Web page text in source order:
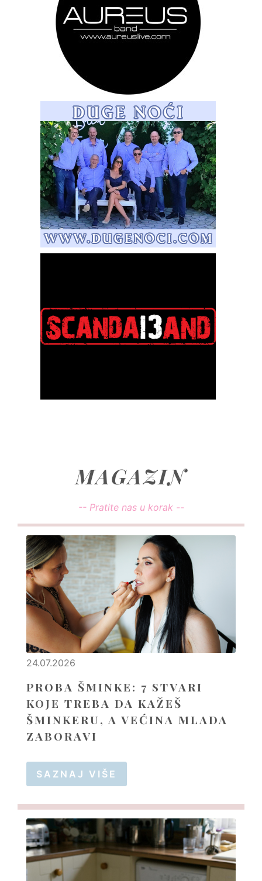
MAGAZIN
-- Pratite nas u korak --
24.07.2026
PROBA ŠMINKE: 7 STVARI
KOJE TREBA DA KAŽEŠ
ŠMINKERU, A VEĆINA MLADA
ZABORAVI
SAZNAJ VIŠE